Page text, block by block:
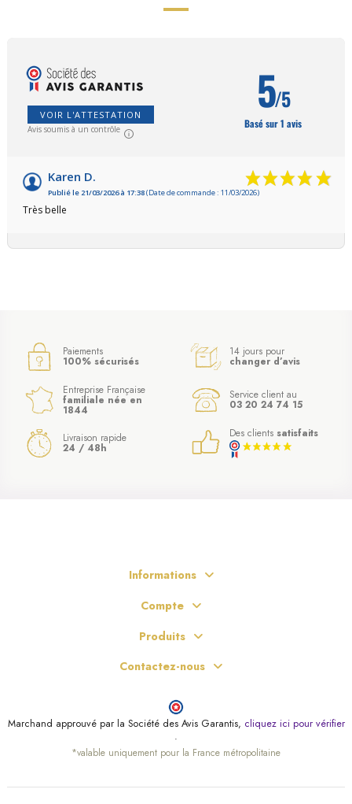
(2 avis)
VOIR L'ATTESTATION
Avis soumis à un contrôle
5/5
Basé sur 1 avis
Karen D.
Publié le 21/03/2026 à 17:38(Date de commande : 11/03/2026)
Très belle
Paiements
100% sécurisés
14 jours pour
changer d’avis
Entreprise Française
familiale née en
1844
Service client au
03 20 24 74 15
Livraison rapide
24 / 48h
Des clients satisfaits
Informations
Compte
Produits
Contactez-nous
Marchand approuvé par la Société des Avis Garantis, cliquez ici pour vérifier
.
*valable uniquement pour la France métropolitaine